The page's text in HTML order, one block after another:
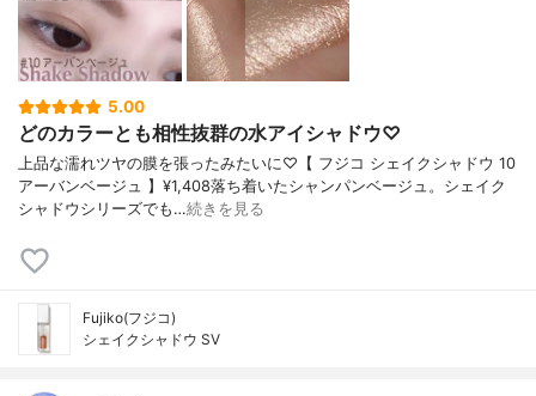
5.00
どのカラーとも相性抜群の水アイシャドウ♡
上品な濡れツヤの膜を張ったみたいに♡【 フジコ シェイクシャドウ 10
アーバンベージュ 】¥1,408落ち着いたシャンパンベージュ。シェイク
シャドウシリーズでも…続きを見る
Fujiko(フジコ)
シェイクシャドウ SV